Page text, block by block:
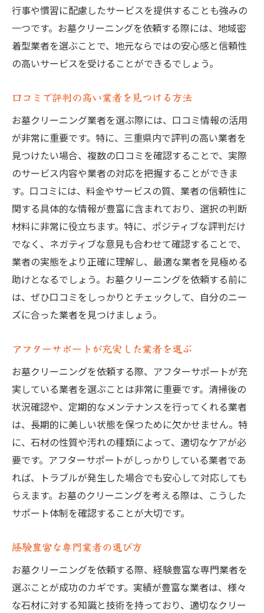
行事や慣習に配慮したサービスを提供することも強みの
一つです。お墓クリーニングを依頼する際には、地域密
着型業者を選ぶことで、地元ならではの安心感と信頼性
の高いサービスを受けることができるでしょう。
口コミで評判の高い業者を見つける方法
お墓クリーニング業者を選ぶ際には、口コミ情報の活用
が非常に重要です。特に、三重県内で評判の高い業者を
見つけたい場合、複数の口コミを確認することで、実際
のサービス内容や業者の対応を把握することができま
す。口コミには、料金やサービスの質、業者の信頼性に
関する具体的な情報が豊富に含まれており、選択の判断
材料に非常に役立ちます。特に、ポジティブな評判だけ
でなく、ネガティブな意見も合わせて確認することで、
業者の実態をより正確に理解し、最適な業者を見極める
助けとなるでしょう。お墓クリーニングを依頼する前に
は、ぜひ口コミをしっかりとチェックして、自分のニー
ズに合った業者を見つけましょう。
アフターサポートが充実した業者を選ぶ
お墓クリーニングを依頼する際、アフターサポートが充
実している業者を選ぶことは非常に重要です。清掃後の
状況確認や、定期的なメンテナンスを行ってくれる業者
は、長期的に美しい状態を保つために欠かせません。特
に、石材の性質や汚れの種類によって、適切なケアが必
要です。アフターサポートがしっかりしている業者であ
れば、トラブルが発生した場合でも安心して対応しても
らえます。お墓のクリーニングを考える際は、こうした
サポート体制を確認することが大切です。
経験豊富な専門業者の選び方
お墓クリーニングを依頼する際、経験豊富な専門業者を
選ぶことが成功のカギです。実績が豊富な業者は、様々
な石材に対する知識と技術を持っており、適切なクリー